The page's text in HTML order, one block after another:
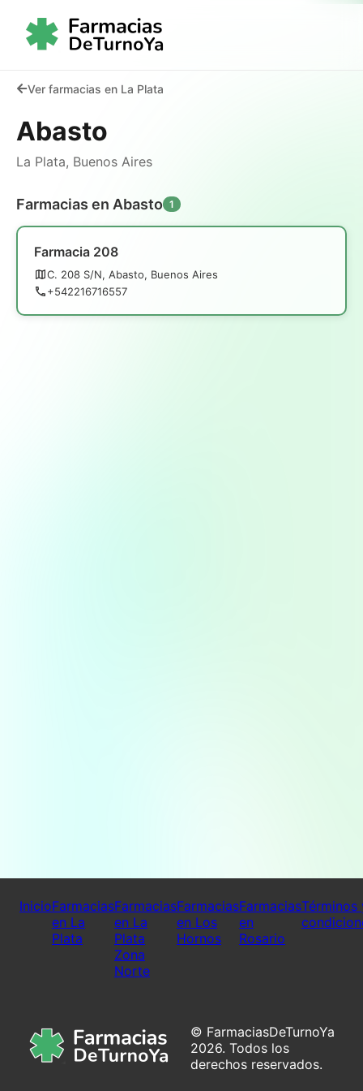
Ver farmacias en La Plata
Abasto
La Plata, Buenos Aires
Farmacias en Abasto 1
Farmacia 208
C. 208 S/N, Abasto, Buenos Aires
+542216716557
InicioFarmacias
en La
Plata
Farmacias
en La
Plata
Zona
Norte
Farmacias
en Los
Hornos
Farmacias
en
Rosario
Términos
© FarmaciasDeTurnoYa
2026. Todos los
derechos reservados.